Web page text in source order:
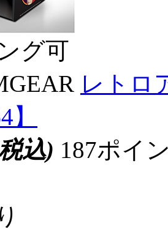
グ可
レトロ
込) 187ポイ